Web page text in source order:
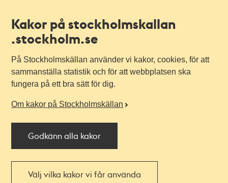
Kakor på stockholmskallan
.stockholm.se
På Stockholmskällan använder vi kakor, cookies, för att
sammanställa statistik och för att webbplatsen ska
fungera på ett bra sätt för dig.
Om kakor på Stockholmskällan
Godkänn alla kakor
Välj vilka kakor vi får använda